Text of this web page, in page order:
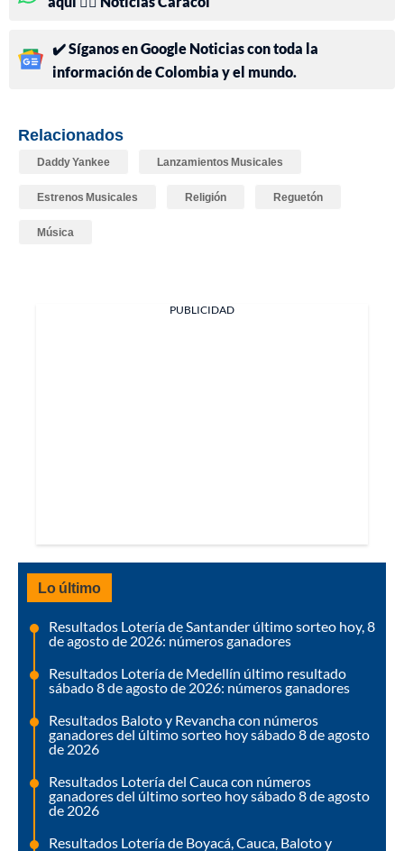
✔️ Síganos en Google Noticias con toda la
información de Colombia y el mundo.
Relacionados
Daddy Yankee Lanzamientos Musicales
Estrenos Musicales Religión Reguetón
Música
PUBLICIDAD
Lo último
Resultados Lotería de Santander último sorteo hoy, 8
de agosto de 2026: números ganadores
Resultados Lotería de Medellín último resultado
sábado 8 de agosto de 2026: números ganadores
Resultados Baloto y Revancha con números
ganadores del último sorteo hoy sábado 8 de agosto
de 2026
Resultados Lotería del Cauca con números
ganadores del último sorteo hoy sábado 8 de agosto
de 2026
Resultados Lotería de Boyacá, Cauca, Baloto y